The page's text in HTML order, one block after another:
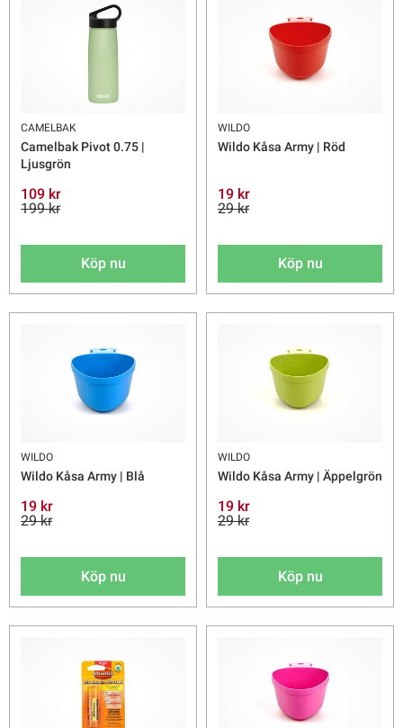
CAMELBAK
Camelbak Pivot 0.75 |
Ljusgrön
109 kr
199 kr
Köp nu
WILDO
Wildo Kåsa Army | Röd
19 kr
29 kr
Köp nu
WILDO
Wildo Kåsa Army | Blå
19 kr
29 kr
Köp nu
WILDO
Wildo Kåsa Army | Äppelgrön
19 kr
29 kr
Köp nu